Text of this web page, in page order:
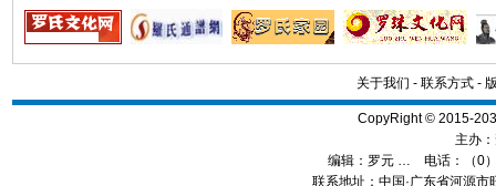
关于我们 - 联系方式-
CopyRight © 2015-
主办：
编辑： 罗元 … 电话：（0
联系地址：中国·广东省河源